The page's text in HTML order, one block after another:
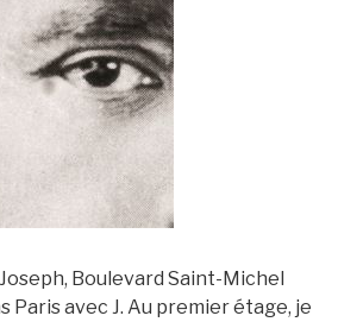
Boulevard Saint-Michel
Paris avec J. Au premier étage, je